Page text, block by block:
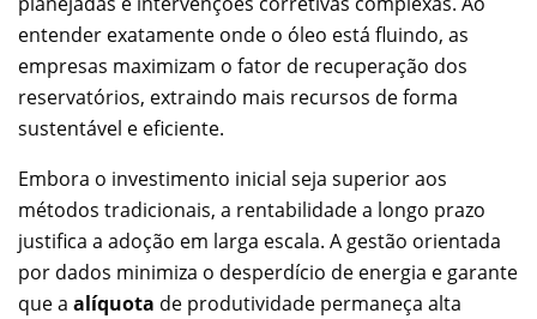
entender exatamente onde o óleo está fluindo, as
empresas maximizam o fator de recuperação dos
reservatórios, extraindo mais recursos de forma
sustentável e eficiente.
Embora o investimento inicial seja superior aos
métodos tradicionais, a rentabilidade a longo prazo
justifica a adoção em larga escala. A gestão orientada
por dados minimiza o desperdício de energia e garante
que a alíquota de produtividade permaneça alta